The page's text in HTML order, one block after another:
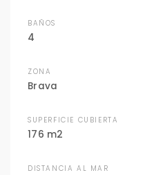
BAÑOS
4
ZONA
Brava
SUPERFICIE CUBIERTA
176 m2
DISTANCIA AL MAR